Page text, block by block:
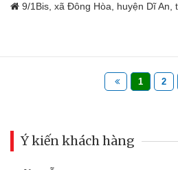
9/1Bis, xã Đông Hòa, huyện Dĩ An,
1 2
Ý kiến khách hàng